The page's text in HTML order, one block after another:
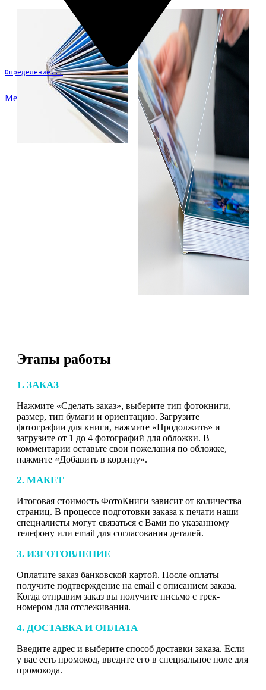
Определение...
Меню
Этапы работы
1. ЗАКАЗ
Нажмите «Сделать заказ», выберите тип фотокниги,
размер, тип бумаги и ориентацию. Загрузите
фотографии для книги, нажмите «Продолжить» и
загрузите от 1 до 4 фотографий для обложки. В
комментарии оставьте свои пожелания по обложке,
нажмите «Добавить в корзину».
2. МАКЕТ
Итоговая стоимость ФотоКниги зависит от количества
страниц. В процессе подготовки заказа к печати наши
специалисты могут связаться с Вами по указанному
телефону или email для согласования деталей.
3. ИЗГОТОВЛЕНИЕ
Оплатите заказ банковской картой. После оплаты
получите подтверждение на email с описанием заказа.
Когда отправим заказ вы получите письмо с трек-
номером для отслеживания.
4. ДОСТАВКА И ОПЛАТА
Введите адрес и выберите способ доставки заказа. Если
у вас есть промокод, введите его в специальное поле для
промокода.